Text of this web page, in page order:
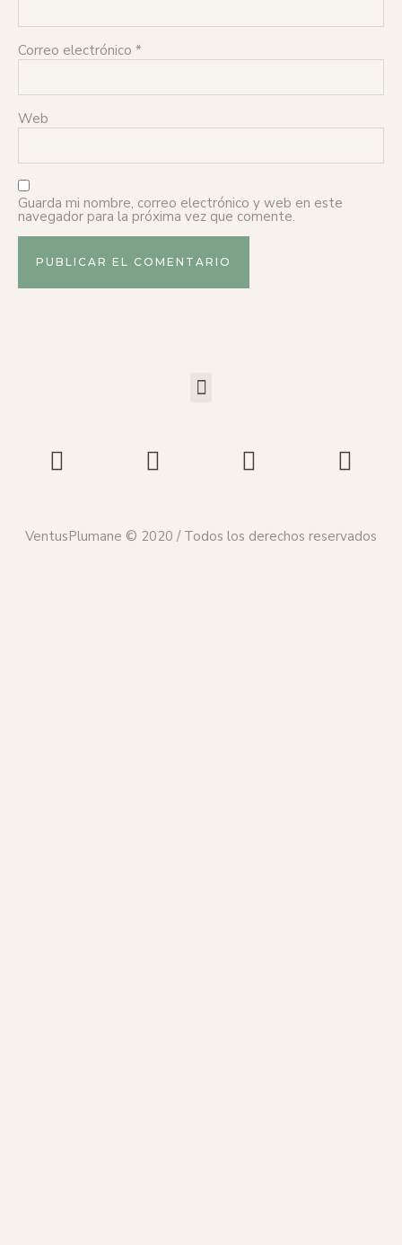
Correo electrónico *
Web
Guarda mi nombre, correo electrónico y web en este
navegador para la próxima vez que comente.
VentusPlumane © 2020 / Todos los derechos reservados